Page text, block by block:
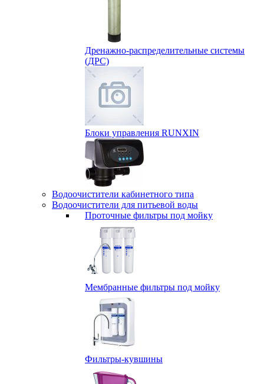
Дренажно-распределительные системы
(ДРС)
Блоки управления RUNXIN
Водоочистители кабинетного типа
Водоочистители для питьевой воды
Проточные фильтры под мойку
Мембранные фильтры под мойку
Фильтры-кувшины